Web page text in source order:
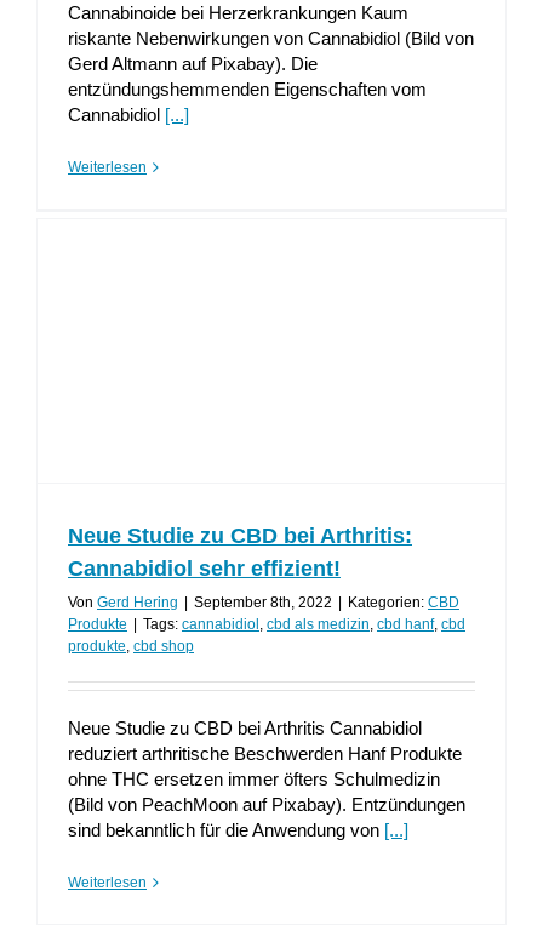
Cannabinoide bei Herzerkrankungen Kaum
riskante Nebenwirkungen von Cannabidiol (Bild von
Gerd Altmann auf Pixabay). Die
entzündungshemmenden Eigenschaften vom
Cannabidiol [...]
Weiterlesen
Neue Studie zu CBD bei Arthritis:
Cannabidiol sehr effizient!
Von Gerd Hering September 8th, 2022 Kategorien: CBD
Produkte
Tags: cannabidiol , cbd als medizin, cbd hanf, cbd
produkte, cbd shop
Neue Studie zu CBD bei Arthritis Cannabidiol
reduziert arthritische Beschwerden Hanf Produkte
ohne THC ersetzen immer öfters Schulmedizin
(Bild von PeachMoon auf Pixabay). Entzündungen
sind bekanntlich für die Anwendung von [...]
Weiterlesen